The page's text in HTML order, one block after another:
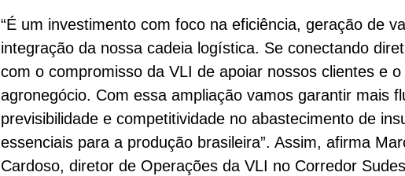
“É um investimento com foco na eficiência, geração de
integração da nossa cadeia logística. Se conectando
com o compromisso da VLI de apoiar nossos clientes e o
agronegócio. Com essa ampliação vamos garantir mais
previsibilidade e competitividade no abastecimento de
essenciais para a produção brasileira”. Assim, afirma
Cardoso, diretor de Operações da VLI no Corredor